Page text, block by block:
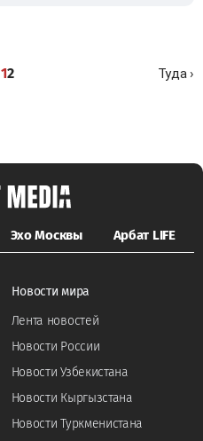
12 Туда ›
Эхо Москвы Арбат LIFE
Новости мира
Лента новостей
Новости России
Новости Узбекистана
Новости Кыргызстана
Новости Туркменистана